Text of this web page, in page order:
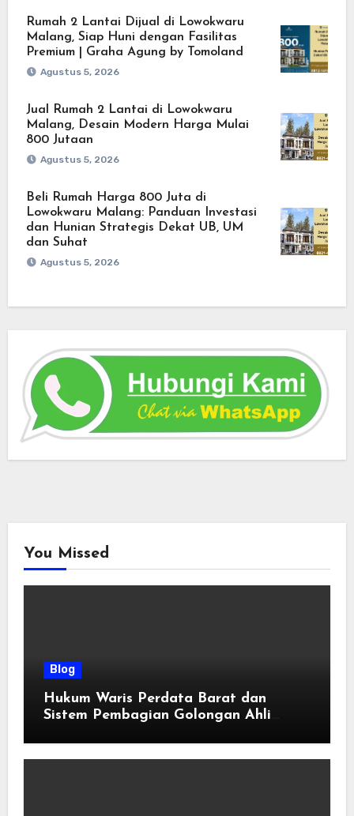
Rumah 2 Lantai Dijual di Lowokwaru
Malang, Siap Huni dengan Fasilitas
Premium | Graha Agung by Tomoland
Agustus 5, 2026
Jual Rumah 2 Lantai di Lowokwaru
Malang, Desain Modern Harga Mulai
800 Jutaan
Agustus 5, 2026
Beli Rumah Harga 800 Juta di
Lowokwaru Malang: Panduan Investasi
dan Hunian Strategis Dekat UB, UM
dan Suhat
Agustus 5, 2026
You Missed
Blog
Hukum Waris Perdata Barat dan
Sistem Pembagian Golongan Ahli